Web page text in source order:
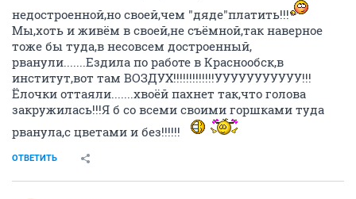
недостроенной,но своей,чем "дяде"платить!!!
Мы,хоть и живём в своей,не съёмной,так наверное
тоже бы туда,в несовсем достроенный,
рванули.......Ездила по работе в Краснообск,в
институт,вот там ВОЗДУХ!!!!!!!!!!!!!УУУУУУУУУУУ!!!
Ёлочки оттаяли.......хвоёй пахнет так,что голова
закружилась!!!Я б со всеми своими горшками туда
рванула,с цветами и без!!!!!!
ОТВЕТИТЬ